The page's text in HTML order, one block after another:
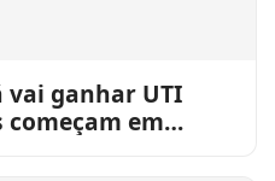
vai ganhar UTI
começam em